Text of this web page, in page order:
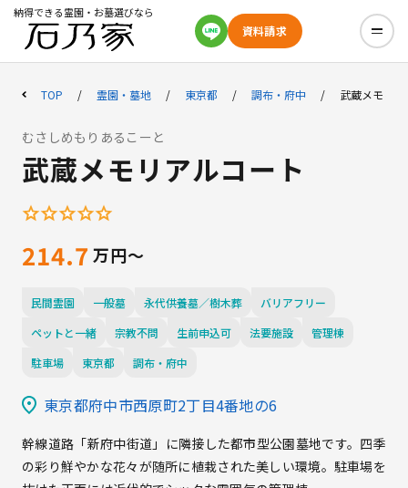
納得できる霊園・お墓選びなら
資料請求
TOP 霊園・墓地 東京都 調布・府中 武蔵メモリ
むさしめもりあるこーと
武蔵メモリアルコート
214.7
民間霊園 一般墓 永代供養墓／樹木葬
バリアフリー
ペットと一緒
宗教不問 生前申込可 法要施設
管理棟
駐車場
東京都 調布・府中
東京都府中市西原町2丁目4番地の6
幹線道路「新府中街道」に隣接した都市型公園墓地です。四季
の彩り鮮やかな花々が随所に植栽された美しい環境。駐車場を